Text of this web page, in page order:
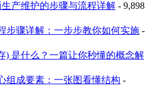
产维护的步骤与流程详解 - 9,898
步骤详解：一步步教你如何实施 -
) 是什么？一篇让你秒懂的概念解
组成要素：一张图看懂结构 -